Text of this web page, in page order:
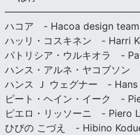
ハコア - Hacoa design
ハッリ・コスキネン - Harri
パトリシア・ウルキオラ -
ハンス・アルネ・ヤコブソ
ハンス Ｊ ウェグナー - Hans
ピート・ヘイン・イーク -
ピエロ・リッソーニ - Piero
ひびの こづえ - Hibino